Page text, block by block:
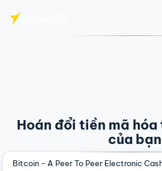
Hoán đổi tiền mã
của bạn
Bitcoin - A Peer To Peer Electronic